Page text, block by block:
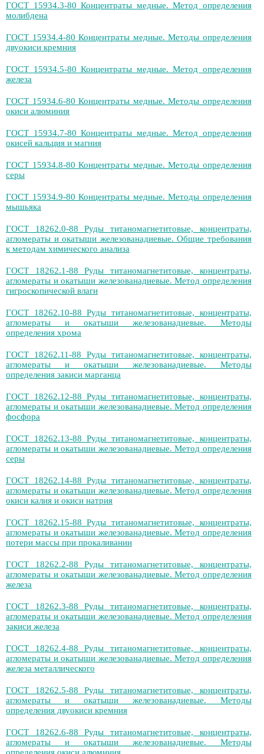
ГОСТ 15934.3-80 Концентраты медные. Метод определения
молибдена
ГОСТ 15934.4-80 Концентраты медные. Методы определения
двуокиси кремния
ГОСТ 15934.5-80 Концентраты медные. Метод определения
железа
ГОСТ 15934.6-80 Концентраты медные. Методы определения
окиси алюминия
ГОСТ 15934.7-80 Концентраты медные. Метод определения
окисей кальция и магния
ГОСТ 15934.8-80 Концентраты медные. Методы определения
серы
ГОСТ 15934.9-80 Концентраты медные. Методы определения
мышьяка
ГОСТ 18262.0-88 Руды титаномагнетитовые, концентраты,
агломераты и окатыши железованадиевые. Общие требования
к методам химического анализа
ГОСТ 18262.1-88 Руды титаномагнетитовые, концентраты,
агломераты и окатыши железованадиевые. Метод определения
гигроскопической влаги
ГОСТ 18262.10-88 Руды титаномагнетитовые, концентраты,
агломераты и окатыши железованадиевые. Методы
определения хрома
ГОСТ 18262.11-88 Руды титаномагнетитовые, концентраты,
агломераты и окатыши железованадиевые. Методы
определения закиси марганца
ГОСТ 18262.12-88 Руды титаномагнетитовые, концентраты,
агломераты и окатыши железованадиевые. Метод определения
фосфора
ГОСТ 18262.13-88 Руды титаномагнетитовые, концентраты,
агломераты и окатыши железованадиевые. Метод определения
серы
ГОСТ 18262.14-88 Руды титаномагнетитовые, концентраты,
агломераты и окатыши железованадиевые. Метод определения
окиси калия и окиси натрия
ГОСТ 18262.15-88 Руды титаномагнетитовые, концентраты,
агломераты и окатыши железованадиевые. Метод определения
потери массы при прокаливании
ГОСТ 18262.2-88 Руды титаномагнетитовые, концентраты,
агломераты и окатыши железованадиевые. Метод определения
железа
ГОСТ 18262.3-88 Руды титаномагнетитовые, концентраты,
агломераты и окатыши железованадиевые. Метод определения
закиси железа
ГОСТ 18262.4-88 Руды титаномагнетитовые, концентраты,
агломераты и окатыши железованадиевые. Метод определения
железа металлического
ГОСТ 18262.5-88 Руды титаномагнетитовые, концентраты,
агломераты и окатыши железованадиевые. Методы
определения двуокиси кремния
ГОСТ 18262.6-88 Руды титаномагнетитовые, концентраты,
агломераты и окатыши железованадиевые. Методы